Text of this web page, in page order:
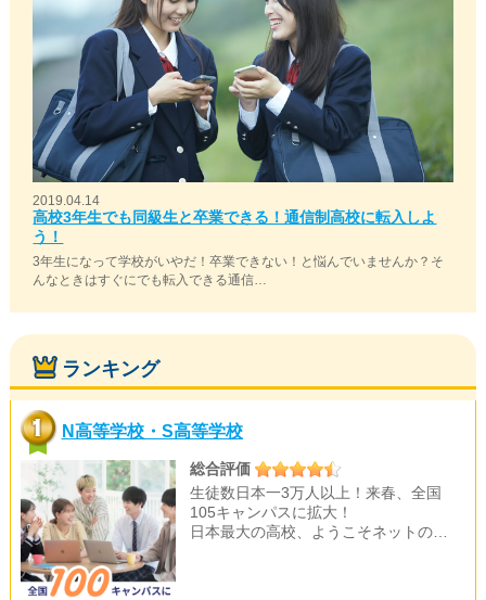
2019.04.14
高校3年生でも同級生と卒業できる！通信制高校に転入しよ
う！
3年生になって学校がいやだ！卒業できない！と悩んでいませんか？そ
んなときはすぐにでも転入できる通信…
ランキング
N高等学校・S高等学校
総合評価
生徒数日本一3万人以上！来春、全国
105キャンパスに拡大！
日本最大の高校、ようこそネットの…